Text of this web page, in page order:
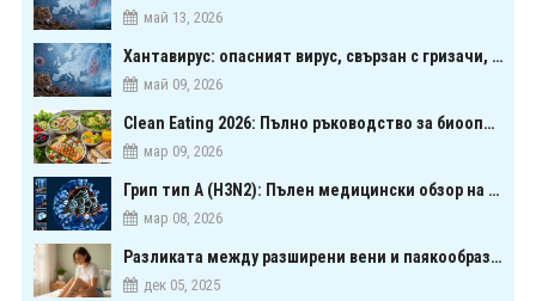
май 13, 2026
Хантавирус: опасният вирус, свързан с гризачи, който предизвика тревога в Европа
май 09, 2026
Clean Eating 2026: Пълно ръководство за биооптимизация чрез хранене
мар 09, 2026
Грип тип A (H3N2): Пълен медицински обзор на сезонния щам през 2026 г.
мар 08, 2026
Разликата между разширени вени и паякообразни вени - и как наистина можете да ги предотвратите
дек 05, 2025